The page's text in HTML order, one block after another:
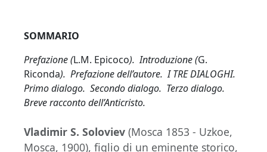
SOMMARIO
Prefazione (L.M. Epicoco). Introduzione (G.
Riconda). Prefazione dell’autore. I TRE DIALOGHI.
Primo dialogo. Secondo dialogo. Terzo dialogo.
Breve racconto dell’Anticristo.
Vladimir S. Soloviev (Mosca 1853 - Uzkoe,
Mosca, 1900), figlio di un eminente storico,